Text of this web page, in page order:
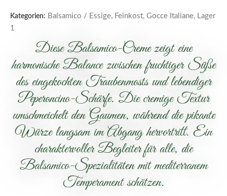
Kategorien: Balsamico / Essige, Feinkost, Gocce Italiane, Lager
1
Diese Balsamico-Creme zeigt eine
harmonische Balance zwischen fruchtiger Süße
des eingekochten Traubenmosts und lebendiger
Peperoncino-Schärfe. Die cremige Textur
umschmeichelt den Gaumen, während die pikante
Würze langsam im Abgang hervortritt. Ein
charaktervoller Begleiter für alle, die
Balsamico-Spezialitäten mit mediterranem
Temperament schätzen.